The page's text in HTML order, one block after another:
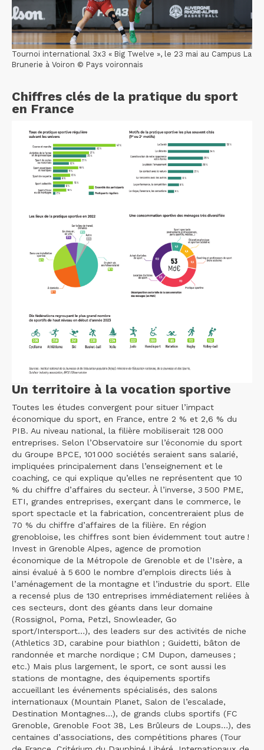
Tournoi international 3x3 « Big Twelve », le 23 mai au Campus La
Brunerie à Voiron © Pays voironnais
Chiffres clés de la pratique du sport
en France
Un territoire à la vocation sportive
Toutes les études convergent pour situer l’impact
économique du sport, en France, entre 2 % et 2,6 % du
PIB. Au niveau national, la filière mobiliserait 128 000
entreprises. Selon l’Observatoire sur l’économie du sport
du Groupe BPCE, 101 000 sociétés seraient sans salarié,
impliquées principalement dans l’enseignement et le
coaching, ce qui explique qu’elles ne représentent que 10
% du chiffre d’affaires du secteur. À l’inverse, 3 500 PME,
ETI, grandes entreprises, exerçant dans le commerce, le
sport spectacle et la fabrication, concentreraient plus de
70 % du chiffre d’affaires de la filière. En région
grenobloise, les chiffres sont bien évidemment tout autre !
Invest in Grenoble Alpes, agence de promotion
économique de la Métropole de Grenoble et de l’Isère, a
ainsi évalué à 5 600 le nombre d’emplois directs liés à
l’aménagement de la montagne et l’industrie du sport. Elle
a recensé plus de 130 entreprises immédiatement reliées à
ces secteurs, dont des géants dans leur domaine
(Rossignol, Poma, Petzl, Snowleader, Go
sport/Intersport…), des leaders sur des activités de niche
(Athletics 3D, carabine pour biathlon ; Guidetti, bâton de
randonnée et marche nordique ; CM Dupon, dameuses ;
etc.) Mais plus largement, le sport, ce sont aussi les
stations de montagne, des équipements sportifs
accueillant les événements spécialisés, des salons
internationaux (Mountain Planet, Salon de l’escalade,
Destination Montagnes…), de grands clubs sportifs (FC
Grenoble, Grenoble Foot 38, Les Brûleurs de Loups…), des
centaines d’associations, des compétitions phares (Tour